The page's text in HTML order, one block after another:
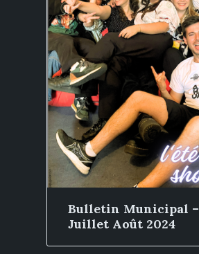
Bulletin Municipal –
Juillet Août 2024